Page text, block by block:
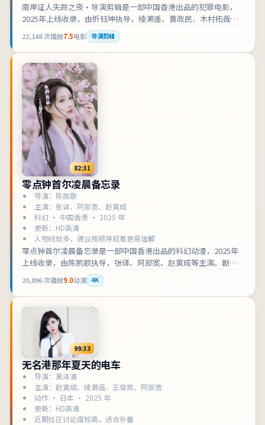
南岸证人失踪之夜·导演剪辑是一部中国香港出品的犯罪电影，
2025年上线收录，由忻钰坤执导，绫濑遥、黄政民、木村拓哉等
主演。剧情围绕一场意外把两条原本平行的人生缠在一起展开，
适合检索「中国香港犯罪」「电影在线观看」的观众收藏补片。
选。
22,148次播放7.5电影 导演剪辑
82:31
零点钟首尔凌晨备忘录
导演：陈凯歌
主演：张译、阿部宽、赵寅成
科幻 · 中国香港 · 2025 年
更新：HD高清
人物线较多，建议按顺序观看更易理解
零点钟首尔凌晨备忘录是一部中国香港出品的科幻动漫，2025年
上线收录，由陈凯歌执导，张译、阿部宽、赵寅成等主演。剧情
围绕以家族秘密为引线，逐步揭开城市底层的规则展开，适合检
索「中国香港科幻」「动漫在线观看」的观众收藏补片。影片兼
20,896次播放9.0动漫 4K
99:33
无名港那年夏天的电车
导演：黑泽清
主演：赵寅成、绫濑遥、王俊凯、阿部宽
动作 · 日本 · 2025 年
更新：HD高清
近期社区讨论度较高，适合补番